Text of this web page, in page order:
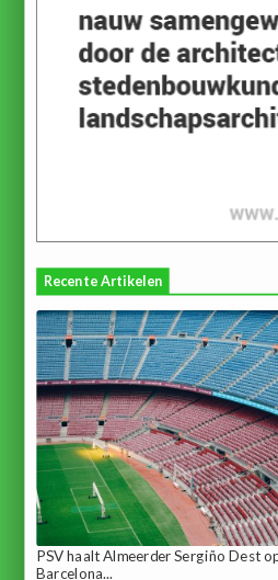
Recente Artikelen
PSV haalt Almeerder Sergiño Dest
Barcelona...